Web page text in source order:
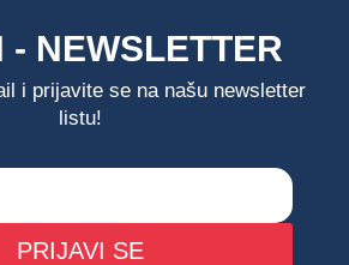
- NEWSLETTER
i prijavite se na našu newsletter
listu!
PRIJAVI SE